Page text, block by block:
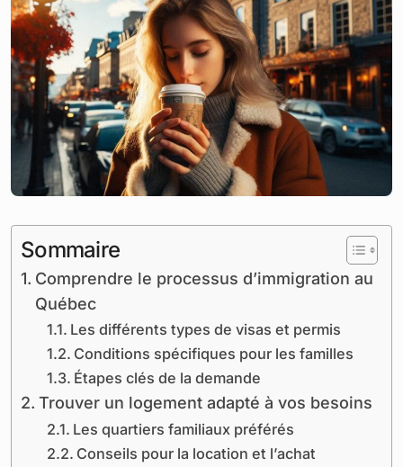
Sommaire
Comprendre le processus d’immigration au
Québec
Les différents types de visas et permis
Conditions spécifiques pour les familles
Étapes clés de la demande
Trouver un logement adapté à vos besoins
Les quartiers familiaux préférés
Conseils pour la location et l’achat